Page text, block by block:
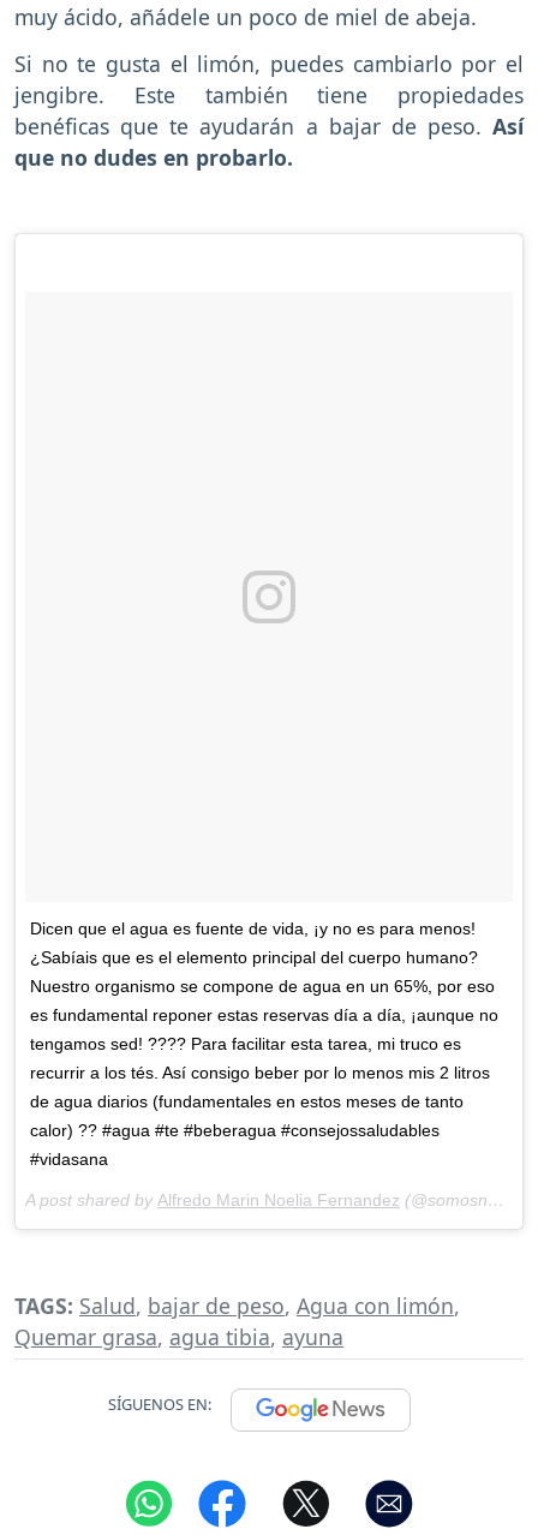
muy ácido, añádele un poco de miel de abeja.
Si no te gusta el limón, puedes cambiarlo por el
jengibre. Este también tiene propiedades
benéficas que te ayudarán a bajar de peso. Así
que no dudes en probarlo.
Dicen que el agua es fuente de vida, ¡y no es para menos!
¿Sabíais que es el elemento principal del cuerpo humano?
Nuestro organismo se compone de agua en un 65%, por eso
es fundamental reponer estas reservas día a día, ¡aunque no
tengamos sed! ???? Para facilitar esta tarea, mi truco es
recurrir a los tés. Así consigo beber por lo menos mis 2 litros
de agua diarios (fundamentales en estos meses de tanto
calor) ?? #agua #te #beberagua #consejossaludables
#vidasana
A post shared by Alfredo Marin Noelia Fernandez (@somosnoeyalfre) on
TAGS: Salud, bajar de peso, Agua con limón,
Quemar grasa, agua tibia, ayuna
SÍGUENOS EN: